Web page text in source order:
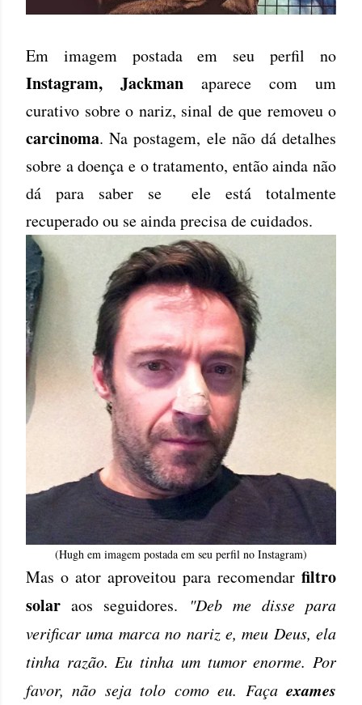
Em imagem postada em seu perfil no
Instagram, Jackman aparece com um
curativo sobre o nariz, sinal de que removeu o
carcinoma. Na postagem, ele não dá detalhes
sobre a doença e o tratamento, então ainda não
dá para saber se ele está totalmente
recuperado ou se ainda precisa de cuidados.
(Hugh em imagem postada em seu perfil no Instagram)
Mas o ator aproveitou para recomendar filtro
solar aos seguidores. "Deb me disse para
verificar uma marca no nariz e, meu Deus, ela
tinha razão. Eu tinha um tumor enorme. Por
favor, não seja tolo como eu. Façaexames